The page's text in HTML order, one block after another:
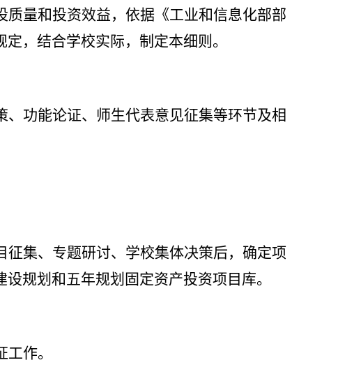
量和投资效益，依据《工业和信息化部部
，结合学校实际，制定本细则。
功能论证、师生代表意见征集等环节及相
集、专题研讨、学校集体决策后，确定项
规划和五年规划固定资产投资项目库。
作。